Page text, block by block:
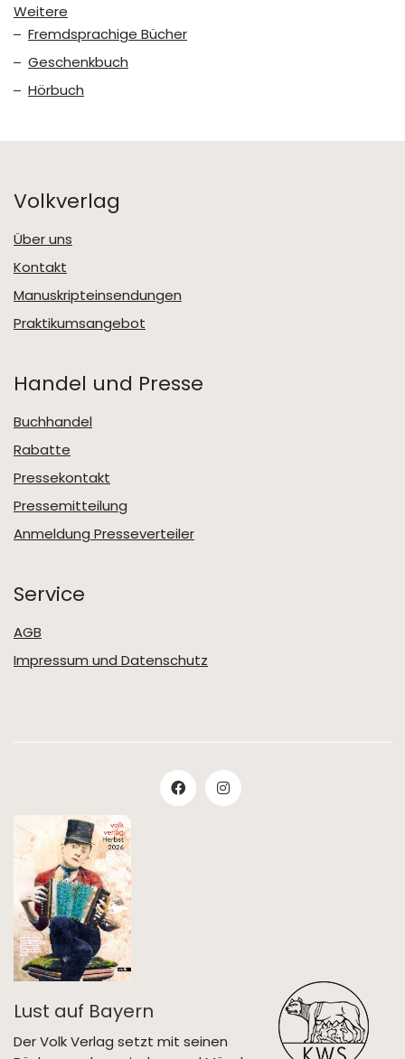
Weitere
Fremdsprachige Bücher
Geschenkbuch
Hörbuch
Volkverlag
Über uns
Kontakt
Manuskripteinsendungen
Praktikumsangebot
Handel und Presse
Buchhandel
Rabatte
Pressekontakt
Pressemitteilung
Anmeldung Presseverteiler
Service
AGB
Impressum und Datenschutz
Lust auf Bayern
Der Volk Verlag setzt mit seinen